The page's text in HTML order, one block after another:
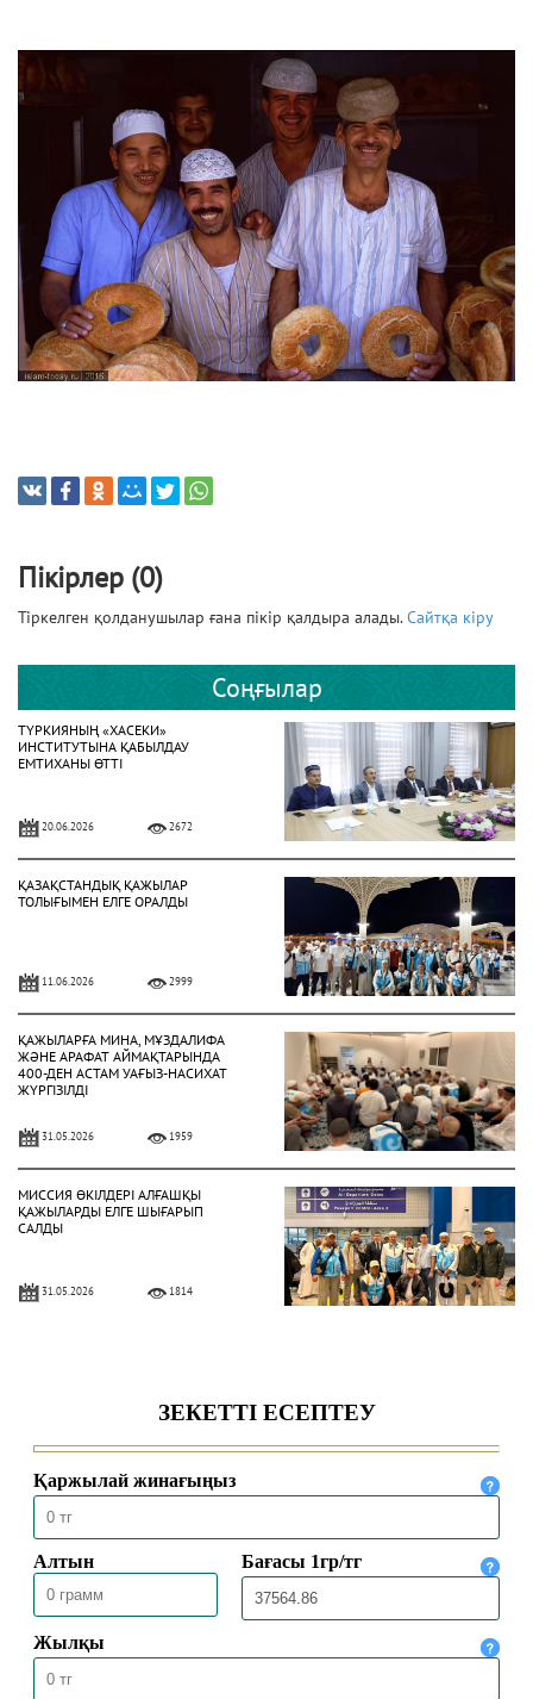
Пікірлер (0)
Тіркелген қолданушылар ғана пікір қалдыра алады.Сайтқа кіру
Соңғылар
ТҮРКИЯНЫҢ «ХАСЕКИ»
ИНСТИТУТЫНА ҚАБЫЛДАУ
ЕМТИХАНЫ ӨТТІ
20.06.2026 2672
ҚАЗАҚСТАНДЫҚ ҚАЖЫЛАР
ТОЛЫҒЫМЕН ЕЛГЕ ОРАЛДЫ
11.06.2026 2999
ҚАЖЫЛАРҒА МИНА, МҰЗДАЛИФА
ЖӘНЕ АРАФАТ АЙМАҚТАРЫНДА
400-ДЕН АСТАМ УАҒЫЗ-НАСИХАТ
ЖҮРГІЗІЛДІ
31.05.2026 1959
МИССИЯ ӨКІЛДЕРІ АЛҒАШҚЫ
ҚАЖЫЛАРДЫ ЕЛГЕ ШЫҒАРЫП
САЛДЫ
31.05.2026 1814
30.05.2026 4452
МЕККЕДЕ 1447 ҺИЖРИ ЖЫЛҒЫ
ҚАЖЫЛЫҚ МАУСЫМЫ
ҚОРЫТЫНДЫЛАНДЫ
30.05.2026